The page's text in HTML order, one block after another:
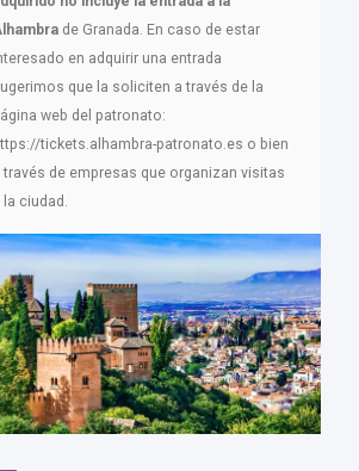
de Granada. En caso de estar
en adquirir una entrada
que la soliciten a través de la
web del patronato:
tickets.alhambra-patronato.es o bien
través de empresas que organizan visitas
la ciudad.